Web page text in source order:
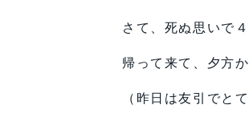
さて、死ぬ思いで
帰って来て、夕方
（昨日は友引でと